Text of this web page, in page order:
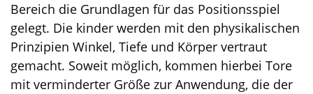
Bereich die Grundlagen für das Positionsspiel
gelegt. Die kinder werden mit den physikalischen
Prinzipien Winkel, Tiefe und Körper vertraut
gemacht. Soweit möglich, kommen hierbei Tore
mit verminderter Größe zur Anwendung, die der